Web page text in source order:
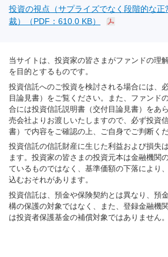
投資の視点（サプライズでなく段階的な
裁）（PDF：610.0 KB）
当サイトは、投資家の皆さまがファンドの理
を目的とするものです。
投資信託へのご投資を検討される場合には、
目論見書）をご覧ください。また、ファンド
合には投資信託説明書（交付目論見書）をあ
売会社よりお渡しいたしますので、必ず投資
書）で内容をご確認の上、ご自身でご判断くだ
投資信託の信託財産に生じた利益および損失
ます。投資家の皆さまの投資元本は金融機関
ているものではなく、基準価額の下落により
込むおそれがあります。
投資信託は、預金や保険契約とは異なり、預
構の保護の対象ではなく、また、登録金融機
は投資者保護基金の補償対象ではありません。